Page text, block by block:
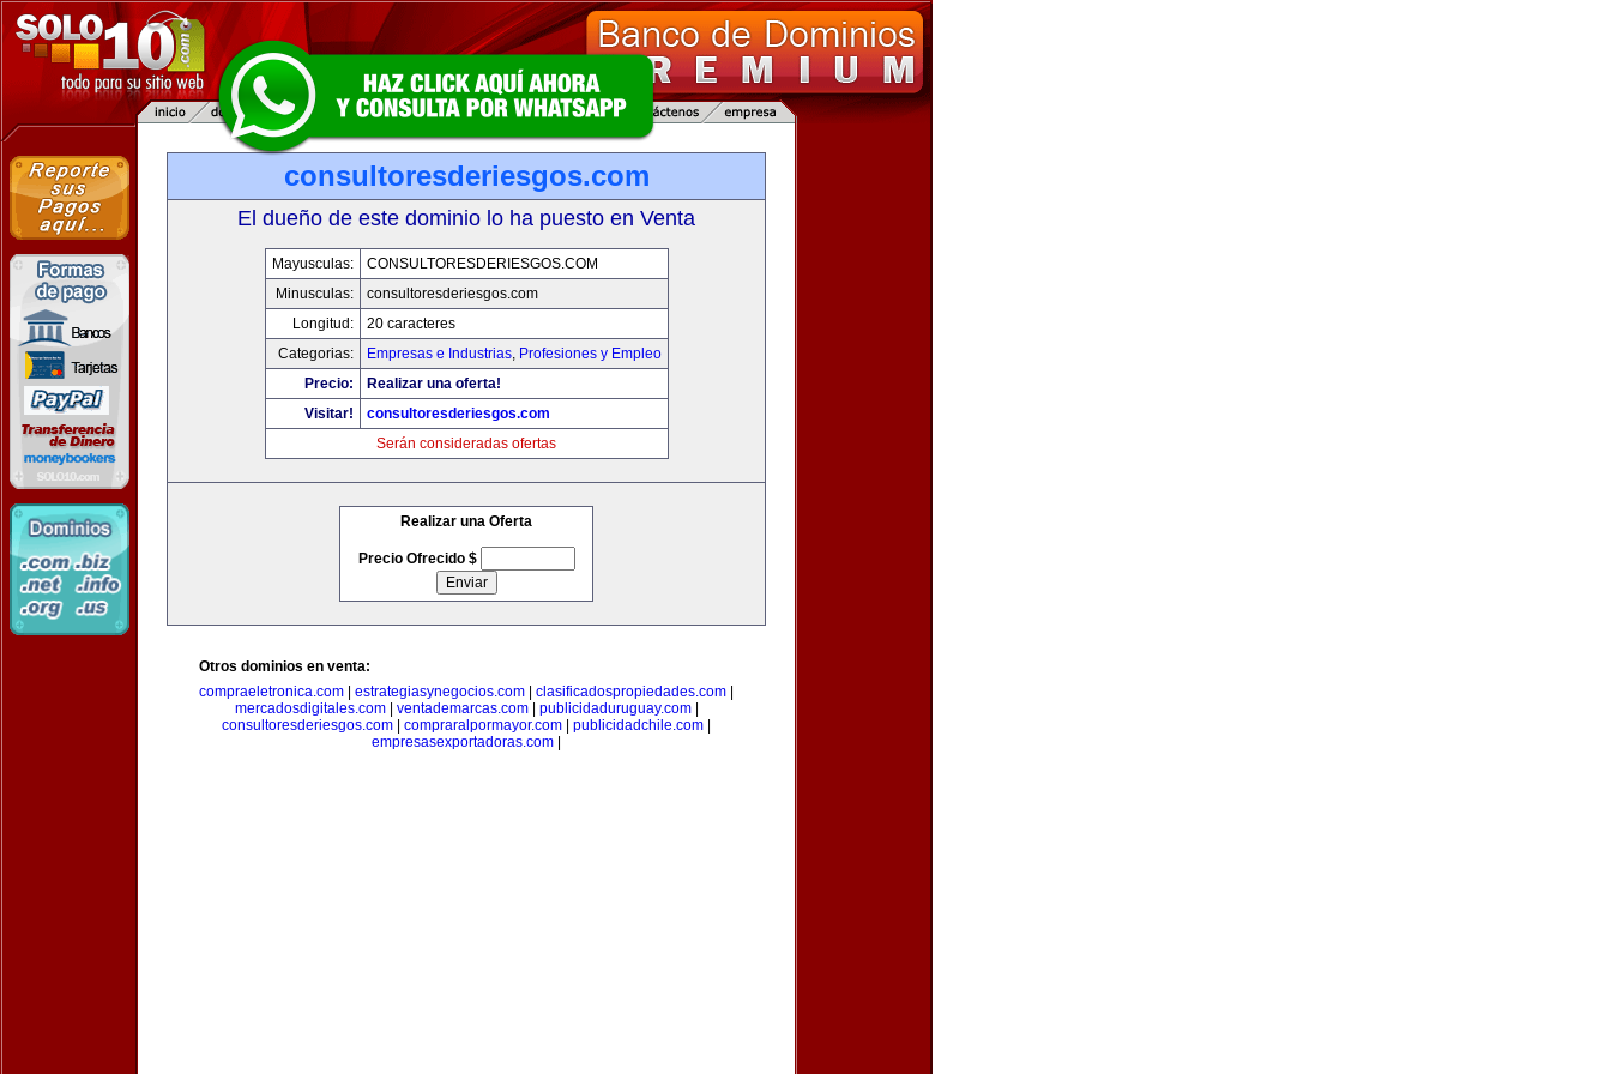
consultoresderiesgos.com
El dueño de este dominio lo ha puesto en Venta
Mayusculas:
CONSULTORESDERIESGOS.COM
Minusculas:
consultoresderiesgos.com
Longitud:
20 caracteres
Categorias:
Empresas e Industrias, Profesiones y Empleo
Precio:
Realizar una oferta!
Visitar!
consultoresderiesgos.com
Serán consideradas ofertas
Realizar una Oferta
Precio Ofrecido $
Otros dominios en venta:
compraeletronica.com
estrategiasynegocios.com clasificadospropiedades.com
mercadosdigitales.com| ventademarcas.com| publicidaduruguay.com|
consultoresderiesgos.com
compraralpormayor.com publicidadchile.com
empresasexportadoras.com